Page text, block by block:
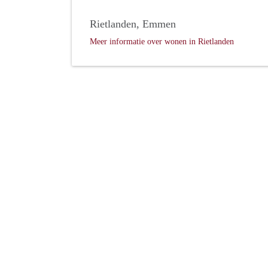
Rietlanden, Emmen
Meer informatie over wonen in Rietlanden